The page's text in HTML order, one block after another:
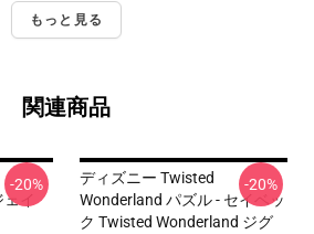
もっと見る
関連商品
イ
-20%
ディズニー Twisted
Wonderland パズル - セイベッ
ク Twisted Wonderland ジグ
-20%